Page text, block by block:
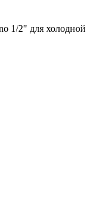
1/2" для холодной